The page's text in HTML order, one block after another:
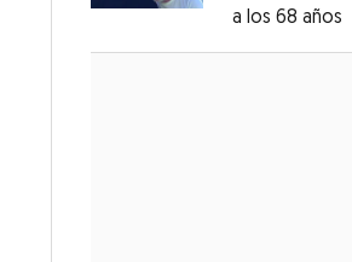
Opens in new window
a los 68 años